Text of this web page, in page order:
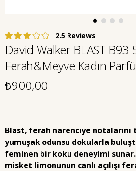
2.5
David Walker BLAST B93
Ferah&Meyve Kadın
₺900,00
Blast, ferah narenciye notalarını
yumuşak odunsu dokularla
feminen bir koku deneyimi
misket limonunun canlı açılışı